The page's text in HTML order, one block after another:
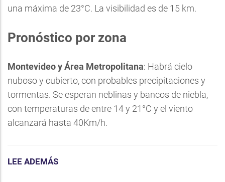
una máxima de 23°C. La visibilidad es de 15 km.
Pronóstico por zona
Montevideo y Área Metropolitana: Habrá cielo
nuboso y cubierto, con probables precipitaciones y
tormentas. Se esperan neblinas y bancos de niebla,
con temperaturas de entre 14 y 21°C y el viento
alcanzará hasta 40Km/h.
LEE ADEMÁS